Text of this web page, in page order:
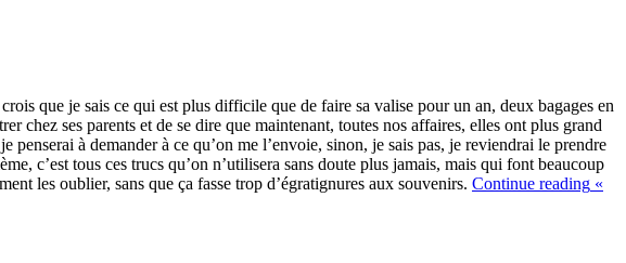
crois que je sais ce qui est plus difficile que de faire sa valise pour un an, deux bagages en
chez ses parents et de se dire que maintenant, toutes nos affaires, elles ont plus grand
à demander à ce qu’on me l’envoie, sinon, je sais pas, je reviendrai le prendre
c’est tous ces trucs qu’on n’utilisera sans doute plus jamais, mais qui font beaucoup
les oublier, sans que ça fasse trop d’égratignures aux souvenirs. Continue reading «